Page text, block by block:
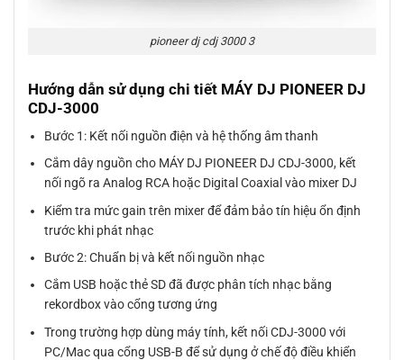
pioneer dj cdj 3000 3
Hướng dẫn sử dụng chi tiết MÁY DJ PIONEER DJ
CDJ-3000
Bước 1: Kết nối nguồn điện và hệ thống âm thanh
Cắm dây nguồn cho MÁY DJ PIONEER DJ CDJ-3000, kết
nối ngõ ra Analog RCA hoặc Digital Coaxial vào mixer DJ
Kiểm tra mức gain trên mixer để đảm bảo tín hiệu ổn định
trước khi phát nhạc
Bước 2: Chuẩn bị và kết nối nguồn nhạc
Cắm USB hoặc thẻ SD đã được phân tích nhạc bằng
rekordbox vào cổng tương ứng
Trong trường hợp dùng máy tính, kết nối CDJ-3000 với
PC/Mac qua cổng USB-B để sử dụng ở chế độ điều khiển